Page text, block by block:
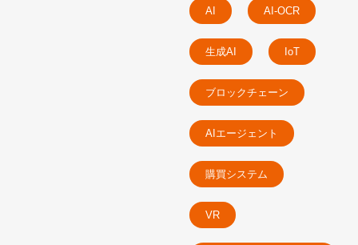
AI AI-OCR
生成AI IoT
ブロックチェーン
AIエージェント
購買システム
VR